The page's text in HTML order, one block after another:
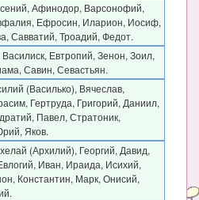
Афинодор, Варсонофий,
Ефросин, Иларион, Иосиф,
Савватий, Троадий, Федот.
Евтропий, Зенон, Зоил,
Савин, Севастьян.
(Василько), Вячеслав,
Гертруда, Григорий, Даниил,
Павел, Стратоник,
Яков.
(Архилий), Георгий, Давид,
Иван, Ираида, Исихий,
Константин, Марк, Онисий,